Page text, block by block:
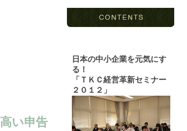
い申告
日本の中小企業を元気にす
る！
「ＴＫＣ経営革新セミナー
２０１２」